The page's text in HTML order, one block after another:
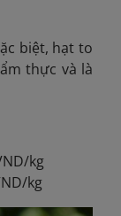
biệt, hạt to
thực và là
kg
kg